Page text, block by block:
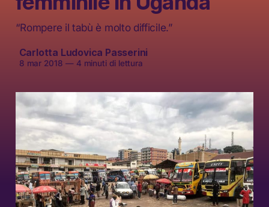
“Rompere il tabù è molto difficile.”
Carlotta Ludovica Passerini
8 mar 2018 —4 minuti di lettura